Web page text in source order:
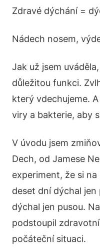
Zdravé dýchání =
Nádech nosem,
Jak už jsem
důležitou funkci.
který vdechujeme.
viry a bakterie, aby
V úvodu jsem
Dech, od Jamese
experiment, že si
deset dní dýchal
dýchal jen pusou.
podstoupil
počáteční situaci.